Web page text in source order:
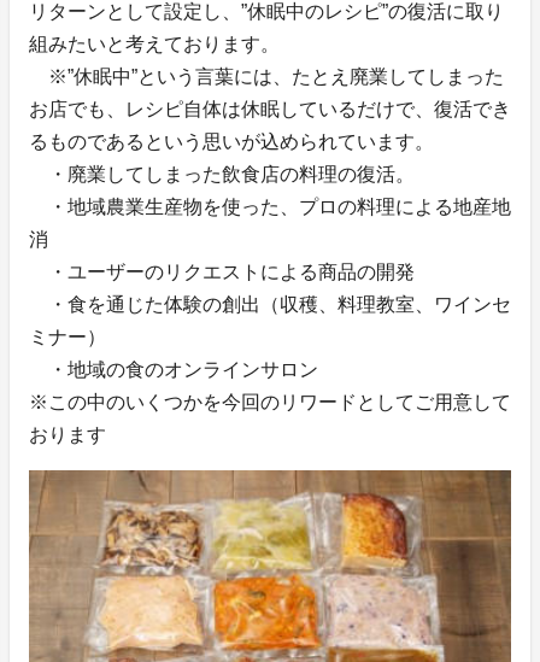
リターンとして設定し、”休眠中のレシピ”の復活に取り
組みたいと考えております。
※”休眠中”という言葉には、たとえ廃業してしまった
お店でも、レシピ自体は休眠しているだけで、復活でき
るものであるという思いが込められています。
・廃業してしまった飲食店の料理の復活。
・地域農業生産物を使った、プロの料理による地産地
消
・ユーザーのリクエストによる商品の開発
・食を通じた体験の創出（収穫、料理教室、ワインセ
ミナー）
・地域の食のオンラインサロン
※この中のいくつかを今回のリワードとしてご用意して
おります